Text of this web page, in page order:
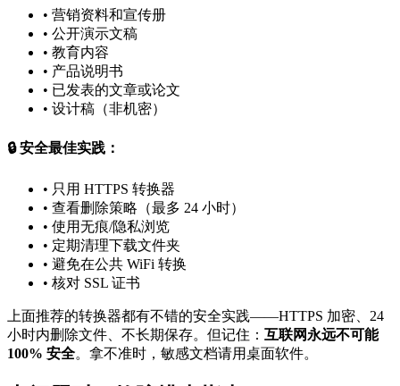
• 营销资料和宣传册
• 公开演示文稿
• 教育内容
• 产品说明书
• 已发表的文章或论文
• 设计稿（非机密）
🔒 安全最佳实践：
• 只用 HTTPS 转换器
• 查看删除策略（最多 24 小时）
• 使用无痕/隐私浏览
• 定期清理下载文件夹
• 避免在公共 WiFi 转换
• 核对 SSL 证书
上面推荐的转换器都有不错的安全实践——HTTPS 加密、24
小时内删除文件、不长期保存。但记住： 互联网永远不可能
100% 安全。拿不准时，敏感文档请用桌面软件。